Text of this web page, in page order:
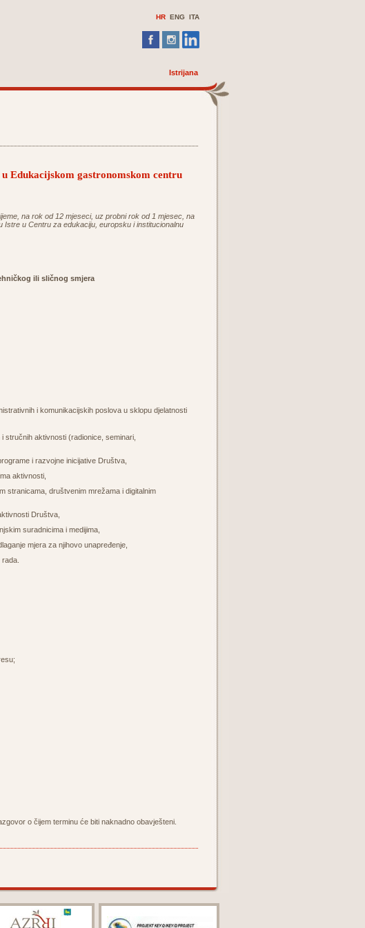
HR ENG ITA
Istrijana
Edukacijskom gastronomskom centru
na rok od 12 mjeseci, uz probni rok od 1 mjesec, na
u Centru za edukaciju, europsku i institucionalnu
ili sličnog smjera
i komunikacijskih poslova u sklopu djelatnosti
stručnih aktivnosti (radionice, seminari,
i razvojne inicijative Društva,
aktivnosti,
stranicama, društvenim mrežama i digitalnim
Društva,
suradnicima i medijima,
mjera za njihovo unapređenje,
o čijem terminu će biti naknadno obavješteni.